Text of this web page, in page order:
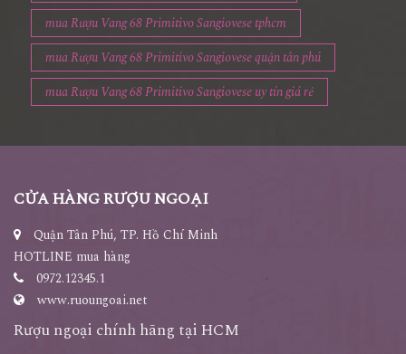
mua Rượu Vang 68 Primitivo Sangiovese tphcm
mua Rượu Vang 68 Primitivo Sangiovese quận tân phú
mua Rượu Vang 68 Primitivo Sangiovese uy tín giá rẻ
CỬA HÀNG RƯỢU NGOẠI
Quận Tân Phú, TP. Hồ Chí Minh
HOTLINE mua hàng
0972.12345.1
www.ruoungoai.net
Rượu ngoại chính hãng tại HCM